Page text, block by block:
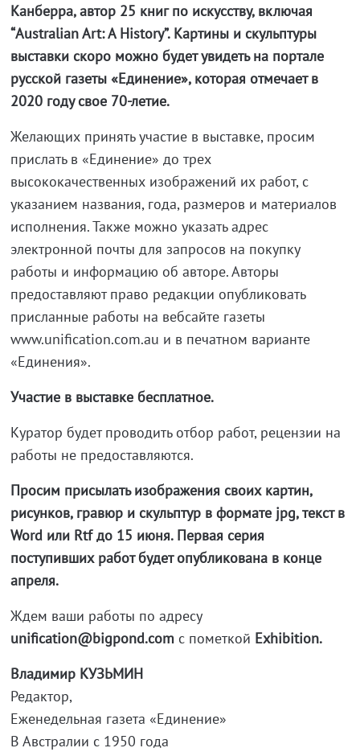
Канберра, автор 25 книг по искусству, включая
“Australian Art: A History”. Картины и скульптуры
выставки скоро можно будет увидеть на портале
русской газеты «Единение», которая отмечает в
2020 году свое 70-летие.
Желающих принять участие в выставке, просим
прислать в «Единение» до трех
высококачественных изображений их работ, с
указанием названия, года, размеров и материалов
исполнения. Также можно указать адрес
электронной почты для запросов на покупку
работы и информацию об авторе. Авторы
предоставляют право редакции опубликовать
присланные работы на вебсайте газеты
www.unification.com.au и в печатном варианте
«Единения».
Участие в выставке бесплатное.
Куратор будет проводить отбор работ, рецензии на
работы не предоставляются.
Просим присылать изображения своих картин,
рисунков, гравюр и скульптур в формате jpg, текст в
Word или Rtf до 15 июня. Первая серия
поступивших работ будет опубликована в конце
апреля.
Ждем ваши работы по адресу
unification@bigpond.com с пометкой Exhibition.
Владимир КУЗЬМИН
Редактор,
Еженедельная газета «Единение»
В Австралии с 1950 года